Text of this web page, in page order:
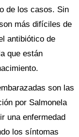
de los casos. Sin
más difíciles de
antibiótico de
que están
son las
por Salmonela
una enfermedad
los síntomas